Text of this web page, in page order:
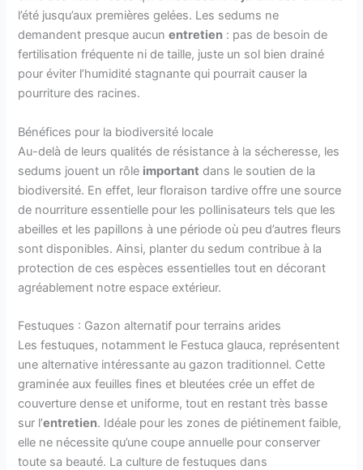
l’été jusqu’aux premières gelées. Les sedums ne
demandent presque aucunentretien : pas de besoin de
fertilisation fréquente ni de taille, juste un sol bien drainé
pour éviter l’humidité stagnante qui pourrait causer la
pourriture des racines.
Bénéfices pour la biodiversité locale
Au-delà de leurs qualités de résistance à la sécheresse, les
sedums jouent un rôle important dans le soutien de la
biodiversité. En effet, leur floraison tardive offre une source
de nourriture essentielle pour les pollinisateurs tels que les
abeilles et les papillons à une période où peu d’autres fleurs
sont disponibles. Ainsi, planter du sedum contribue à la
protection de ces espèces essentielles tout en décorant
agréablement notre espace extérieur.
Festuques : Gazon alternatif pour terrains arides
Les festuques, notamment le Festuca glauca, représentent
une alternative intéressante au gazon traditionnel. Cette
graminée aux feuilles fines et bleutées crée un effet de
couverture dense et uniforme, tout en restant très basse
sur l’entretien. Idéale pour les zones de piétinement faible,
elle ne nécessite qu’une coupe annuelle pour conserver
toute sa beauté. La culture de festuques dans